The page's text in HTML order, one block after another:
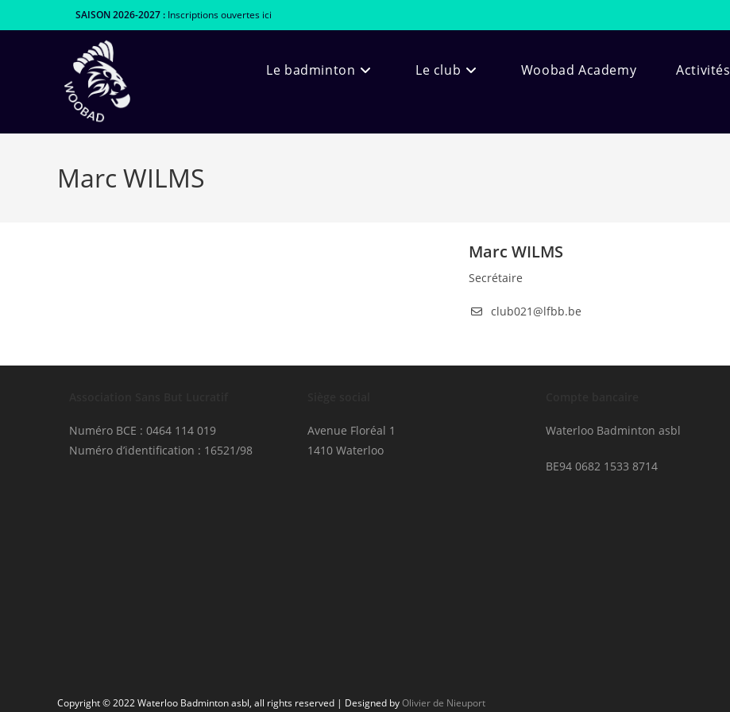
to
SAISON 2026-2027 : Inscriptions ouvertes ici
Le badminton Le club Woobad Academy Activités
Marc WILMS
Marc WILMS
Secrétaire
club021@lfbb.be
Numéro BCE : 0464 114 019
Numéro d’identification : 16521/98
Avenue Floréal 1
1410 Waterloo
Waterloo Badminton asbl
BE94 0682 1533 8714
Copyright © 2022 Waterloo Badminton asbl, all rights reserved | Designed byOlivier de Nieuport